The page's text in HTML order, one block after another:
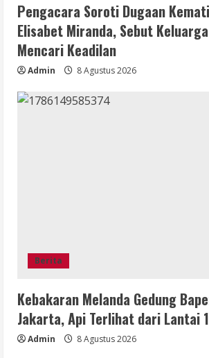
Pengacara Soroti Dugaan
Elisabet Miranda, Sebut
Mencari Keadilan
Admin 8 Agustus 2026
Berita
Kebakaran Melanda Gedung
Jakarta, Api Terlihat dari Lantai
Admin 8 Agustus 2026